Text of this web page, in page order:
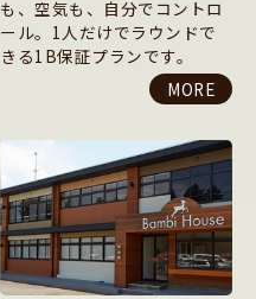
も、空気も、自分でコントロ
ール。1人だけでラウンドで
きる1B保証プランです。
MORE